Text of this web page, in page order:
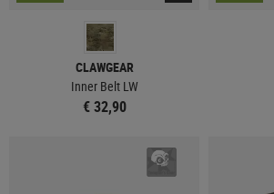
CLAWGEAR
Inner Belt LW
€ 32,90